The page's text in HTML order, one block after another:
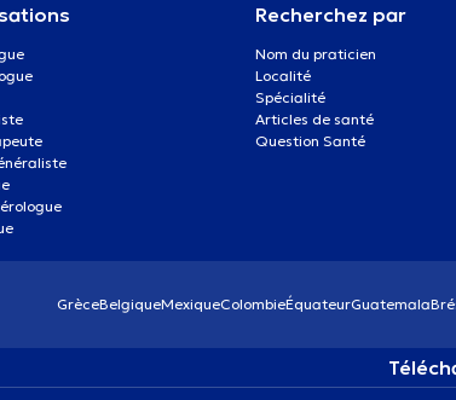
Recherchez par
Nom du praticien
Localité
Spécialité
Articles de santé
Question Santé
GrèceBelgiqueMexiqueColombieÉquateurGuatemala